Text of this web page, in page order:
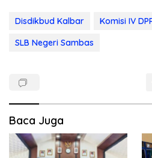
Disdikbud Kalbar
Komisi IV
SLB Negeri Sambas
Baca Juga